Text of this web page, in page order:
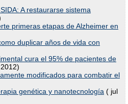
A restaurarse sistema
primeras etapas de Alzheimer en
duplicar años de vida con
cura el 95% de pacientes de
modificados para combatir el
genética y nanotecnología ( jul